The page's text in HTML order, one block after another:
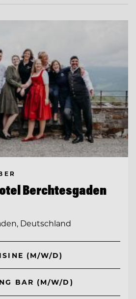
Berchtesgaden
Deutschland
(M/W/D)
BAR (M/W/D)